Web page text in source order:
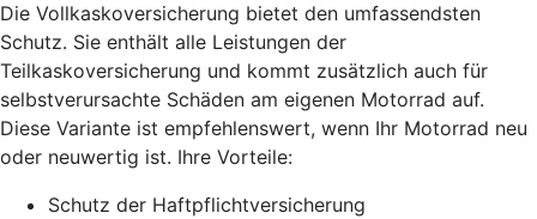
Die Vollkaskoversicherung bietet den umfassendsten
Schutz. Sie enthält alle Leistungen der
Teilkaskoversicherung und kommt zusätzlich auch für
selbstverursachte Schäden am eigenen Motorrad auf.
Diese Variante ist empfehlenswert, wenn Ihr Motorrad neu
oder neuwertig ist. Ihre Vorteile:
Schutz der Haftpflichtversicherung